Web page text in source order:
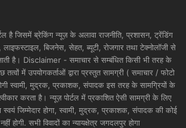
है जिसमें ब्रेकिंग न्यूज़ के अलावा राजनीति, प्रशासन, ट्रेंडिंग
बिजनेस, सेहत, ब्यूटी, रोजगार तथा टेक्नोलॉजी से
है। Disclaimer - समाचार से सम्बंधित किसी भी तरह के
में उपयोगकर्ताओं द्वारा प्रस्तुत सामग्री ( समाचार / फोटो
स्वामी, मुद्रक, प्रकाशक, संपादक इस तरह के सामग्रियों के
करता है। न्यूज़ पोर्टल में प्रकाशित ऐसी सामग्री के लिए
स्वयं जिम्मेदार होगा, स्वामी, मुद्रक, प्रकाशक, संपादक की कोई
होगी. सभी विवादों का न्यायक्षेत्र जगदलपुर होगा